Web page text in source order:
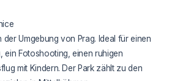
der Umgebung von Prag. Ideal für einen
ein Fotoshooting, einen ruhigen
mit Kindern. Der Park zählt zu den